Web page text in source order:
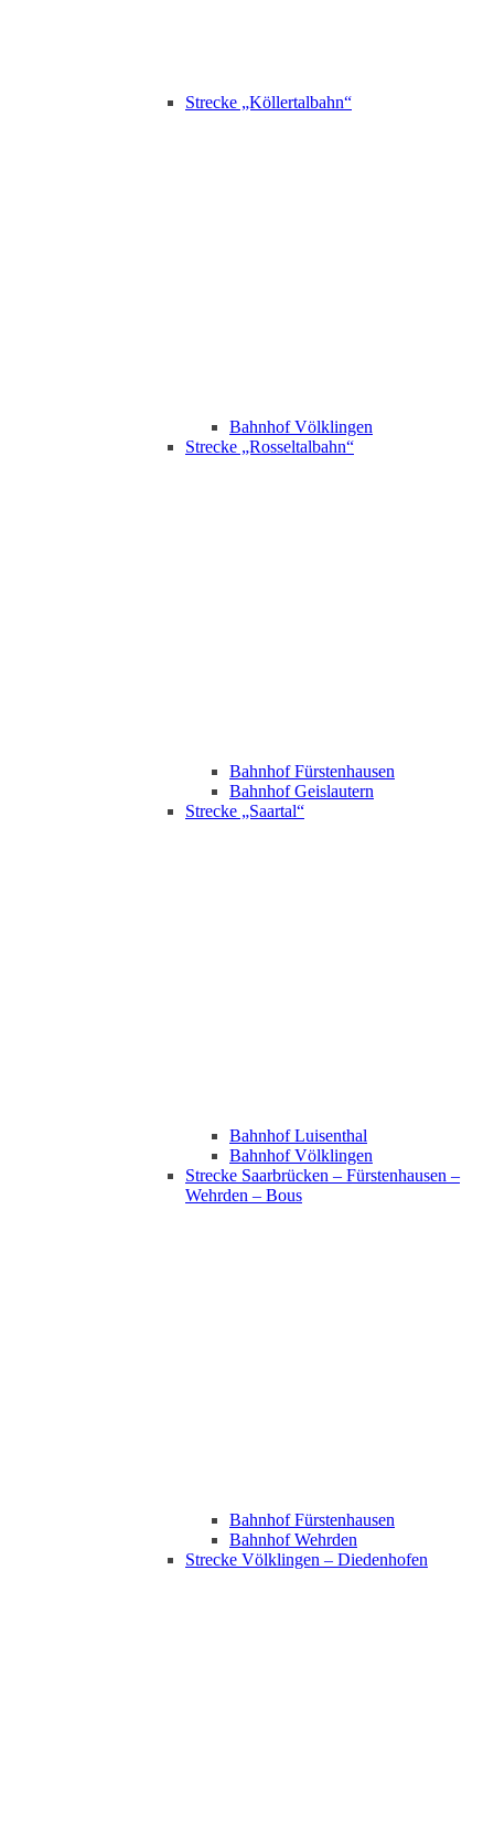
Strecke „Köllertalbahn“
Bahnhof Völklingen
Strecke „Rosseltalbahn“
Bahnhof Fürstenhausen
Bahnhof Geislautern
Strecke „Saartal“
Bahnhof Luisenthal
Bahnhof Völklingen
Strecke Saarbrücken – Fürstenhausen –
Wehrden – Bous
Bahnhof Fürstenhausen
Bahnhof Wehrden
Strecke Völklingen – Diedenhofen